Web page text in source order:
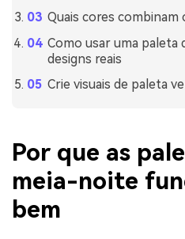
Quais cores
Como usar uma paleta
designs reais
Crie visuais de paleta
Por que as
meia-noite
bem